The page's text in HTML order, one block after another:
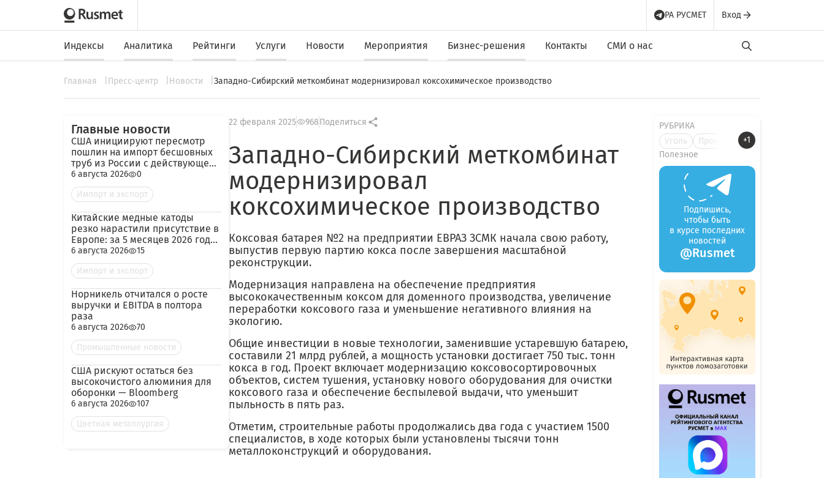
РА РУСМЕТ Вход
Индексы Аналитика Рейтинги Услуги Новости Мероприятия Бизнес-решения Контакты СМИ о нас
Главная Пресс-центр Новости Западно-Сибирский меткомбинат модернизировал коксохимическое производство
Главные новости
США инициируют пересмотр
пошлин на импорт бесшовных
труб из России с действующей
ставкой 209,72%
6 августа 2026
0
Импорт и экспорт
Китайские медные катоды
резко нарастили присутствие в
Европе: за 5 месяцев 2026 года
— 45 тыс. тонн
6 августа 2026
15
Импорт и экспорт
Норникель отчитался о росте
выручки и EBITDA в полтора
раза
6 августа 2026
70
Промышленные новости
США рискуют остаться без
высокочистого алюминия для
оборонки — Bloomberg
6 августа 2026
107
Цветная металлургия
22 февраля 2025 968Поделиться
Западно-Сибирский меткомбинат
модернизировал
коксохимическое производство
Коксовая батарея №2 на предприятии ЕВРАЗ ЗСМК начала свою работу,
выпустив первую партию кокса после завершения масштабной
реконструкции.
Модернизация направлена на обеспечение предприятия
высококачественным коксом для доменного производства, увеличение
переработки коксового газа и уменьшение негативного влияния на
экологию.
Общие инвестиции в новые технологии, заменившие устаревшую батарею,
составили 21 млрд рублей, а мощность установки достигает 750 тыс. тонн
кокса в год. Проект включает модернизацию коксовосортировочных
объектов, систем тушения, установку нового оборудования для очистки
коксового газа и обеспечение беспылевой выдачи, что уменьшит
пыльность в пять раз.
Отметим, строительные работы продолжались два года с участием 1500
специалистов, в ходе которых были установлены тысячи тонн
металлоконструкций и оборудования.
РУБРИКА
Уголь
Промышлен+1
Полезное
Подпишись,
чтобы быть
в курсе последних
новостей
@Rusmet